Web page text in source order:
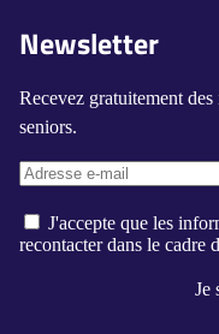
Newsletter
Recevez gratuitement
seniors.
J'accepte que les
recontacter dans le cadre
Je